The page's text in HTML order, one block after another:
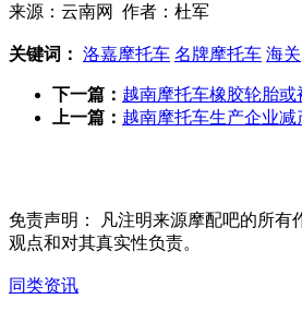
来源：云南网 作者：杜军
关键词： 洛嘉摩托车 名牌摩托车 海关
下一篇： 越南摩托车橡胶轮胎
上一篇： 越南摩托车生产企业减
免责声明：
凡注明来源摩配吧的所
观点和对其真实性负责。
同类资讯